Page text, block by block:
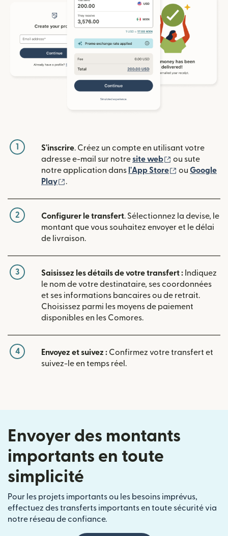
1 S'inscrire. Créez un compte en utilisant votre
adresse e-mail sur notresite web (s'ouvre dans
ou sute
notre application dans l'App Store (s'ouvre
ou Google
Play
.
2 Configurer le transfert. Sélectionnez la devise, le
montant que vous souhaitez envoyer et le délai
de livraison.
3 Saisissez les détails de votre transfert : Indiquez
le nom de votre destinataire, ses coordonnées
et ses informations bancaires ou de retrait.
Choisissez parmi les moyens de paiement
disponibles en les Comores.
4 Envoyez et suivez : Confirmez votre transfert et
suivez-le en temps réel.
Envoyer des montants
importants en toute
simplicité
Pour les projets importants ou les besoins imprévus,
effectuez des transferts importants en toute sécurité via
notre réseau de confiance.